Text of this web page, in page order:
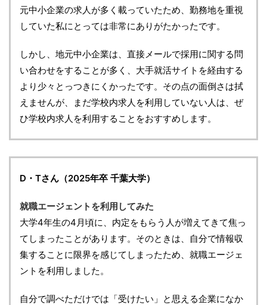
元中小企業の求人が多く載っていたため、勤務地を重視
していた私にとっては非常にありがたかったです。
しかし、地元中小企業は、直接メールで採用に関する問
い合わせをすることが多く、大手就活サイトを経由する
より少々とっつきにくかったです。その点の面倒さは拭
えませんが、まだ学校内求人を利用していない人は、ぜ
ひ学校内求人を利用することをおすすめします。
D・Tさん（2025年卒 千葉大学）
就職エージェントを利用してみた
大学4年生の4月頃に、内定をもらう人が増えてきて焦っ
てしまったことがあります。そのときは、自分で情報収
集することに限界を感じてしまったため、就職エージェ
ントを利用しました。
自分で調べただけでは「受けたい」と思える企業になか